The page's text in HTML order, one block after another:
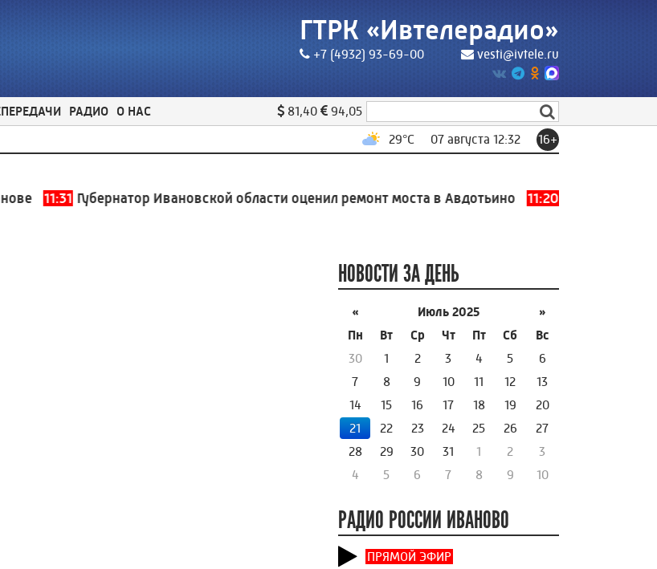
ГТРК «Ивтелерадио»
+7 (4932) 93-69-00 vesti@ivtele.ru
РАДИО О НАС 81,40
94,05
29°C 07 августа 12:32 16+
11:31 Губернатор Ивановской области оценил ремонт моста в Авдотьино 11:20 Уголовное дело
НОВОСТИ ЗА ДЕНЬ
« Июль 2025
»
Пн
Вт Ср Чт Пт Сб
Вс
30
1 2 3 4 5
6
7
8 9 10 11 12
13
14
15 16 17 18 19
20
21
22 23 24 25 26
27
28
29 30 31 1 2
3
4
5 6 7 8 9 10
РАДИО РОССИИ ИВАНОВО
ПРЯМОЙ ЭФИР